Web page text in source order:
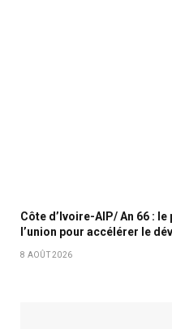
Côte d’Ivoire-AIP/ An 66 :
l’union pour accélérer le
8 AOÛT 2026